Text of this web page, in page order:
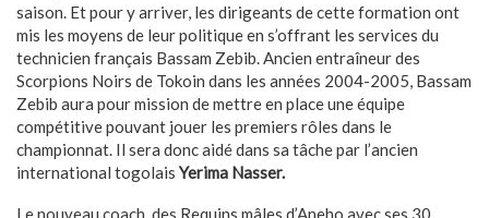
saison. Et pour y arriver, les dirigeants de cette formation ont
mis les moyens de leur politique en s’offrant les services du
technicien français Bassam Zebib. Ancien entraîneur des
Scorpions Noirs de Tokoin dans les années 2004-2005, Bassam
Zebib aura pour mission de mettre en place une équipe
compétitive pouvant jouer les premiers rôles dans le
championnat. Il sera donc aidé dans sa tâche par l’ancien
international togolaisYerima Nasser.
Le nouveau coach des Requins mâles d’Aneho avec ses 30